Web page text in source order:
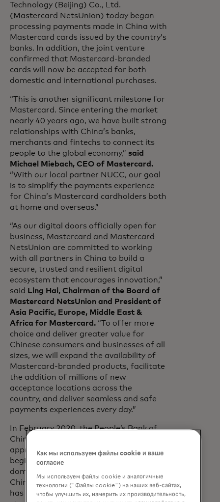
Technology (Beijing) Co., Ltd.
(Mastercard NetsUnion) today began
processing payments made in China with
Mastercard cards issued by the country’s
banks. In addition, the joint venture
confirmed that Mastercard-branded
cards will now be accepted for both
domestic and international purchases.
“This is another significant milestone for
Mastercard. Since entering the market
nearly 40 years ago, we have built strong
relationships with China’s banks,
merchants and fintechs to connect its
people to the global economy,” said
Michael Miebach, CEO of Mastercard.
“With our local partner NUCC, our goal
is to simplify the payments experience
for China’s Mastercard cardholders both
at home and overseas.”
“As our digital doors officially open for
business, Mastercard and Mastercard
NetsUnion are committed to working
with all partners in China to build a
secure, trusted and resilient digital
ecosystem that encourages innovation,”
said Ling Hai, Chairman of the Board of
Mastercard NetsUnion and President of
Asia Pacific, Europe, Middle East &
Africa for Mastercard. “To offer more
choice and deliver greater value for
Chinese consumers and businesses of all
sizes, we will expand the availability of
Mastercard-branded products, facilitate
the addition of millions of new
acceptance locations across the
country, and deliver seamless and safe
payments experiences every day.”
In February 2020, the People’s Bank of
China (PBOC) granted principal
approval for Mastercard NetsUnion to
begin formal preparations for a
domestic bankcard clearing institution in
China. Since that time, the joint venture
has established standards, rules,
Как мы используем файлы cookie и ваше
согласие
Мы используем файлы cookie и аналогичные
технологии ("Файлы cookie") на наших веб-сайтах,
чтобы улучшить их, измерить их производительность,